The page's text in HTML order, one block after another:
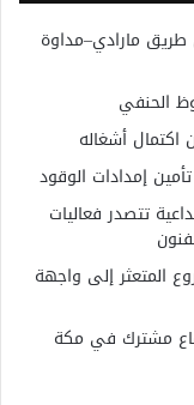
على طريق مارادي–مداوة
الحنفي
أشغاله
تتصدر فعاليات
المتعثر إلى واجهة
مشترك في مكة